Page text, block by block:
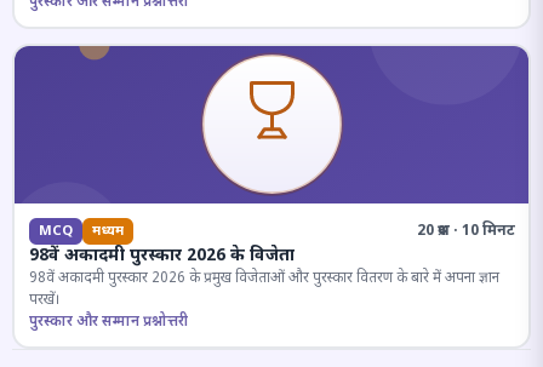
MCQ मध्यम 20 प्रश्न · 10 मिनट
98वें अकादमी पुरस्कार 2026 के विजेता
98वें अकादमी पुरस्कार 2026 के प्रमुख विजेताओं और पुरस्कार वितरण के बारे में अपना ज्ञान
परखें।
पुरस्कार और सम्मान प्रश्नोत्तरी